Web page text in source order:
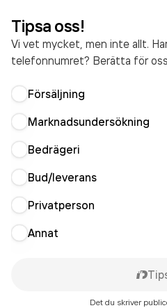
Tipsa oss!
Vi vet mycket, men inte allt.
telefonnumret? Berätta för
Försäljning
Marknadsundersökning
Bedrägeri
Bud/leverans
Privatperson
Annat
Det du skriver